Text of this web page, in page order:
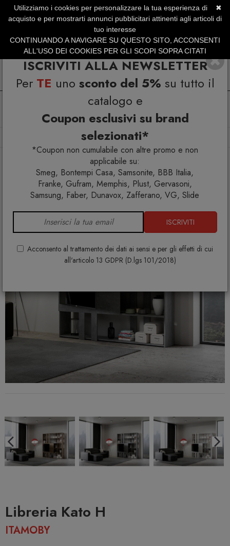
ISCRIVITI ALLA NEWSLETTER
Per TE uno sconto del 5% su tutto il
catalogo e
Coupon esclusivi su brand
selezionati*
*Coupon non cumulabile con altre promo e non
applicabile su:
Smeg, Bontempi Casa, Samsonite, BBB Italia,
Franke, Gufram, Memphis, Plust, Gervasoni,
Samsung, Faber, Dunavox, Zafferano, VG, Slide
ISCRIVITI
Acconsento al trattamento dei dati ai sensi e per gli effetti di cui
all'articolo 13 GDPR (D.lgs 101/2018)
SERVIZIO CLIENTI +39.0773.470.562
SUMMER SALES | Fino al 40% di Sconto
Arredo interno Librerie
Libreria Kato H
ITAMOBY
✖
Utilizziamo i cookies per personalizzare la tua esperienza di
acquisto e per mostrarti annunci pubblicitari attinenti agli articoli di
tuo interesse
CONTINUANDO A NAVIGARE SU QUESTO SITO, ACCONSENTI
ALL'USO DEI COOKIES PER GLI SCOPI SOPRA CITATI